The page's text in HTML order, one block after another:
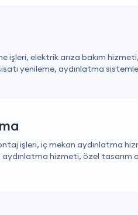
işleri, elektrik arıza bakım
yenileme, aydınlatma
işleri, iç mekan aydınlatma
hizmeti, özel tasarım